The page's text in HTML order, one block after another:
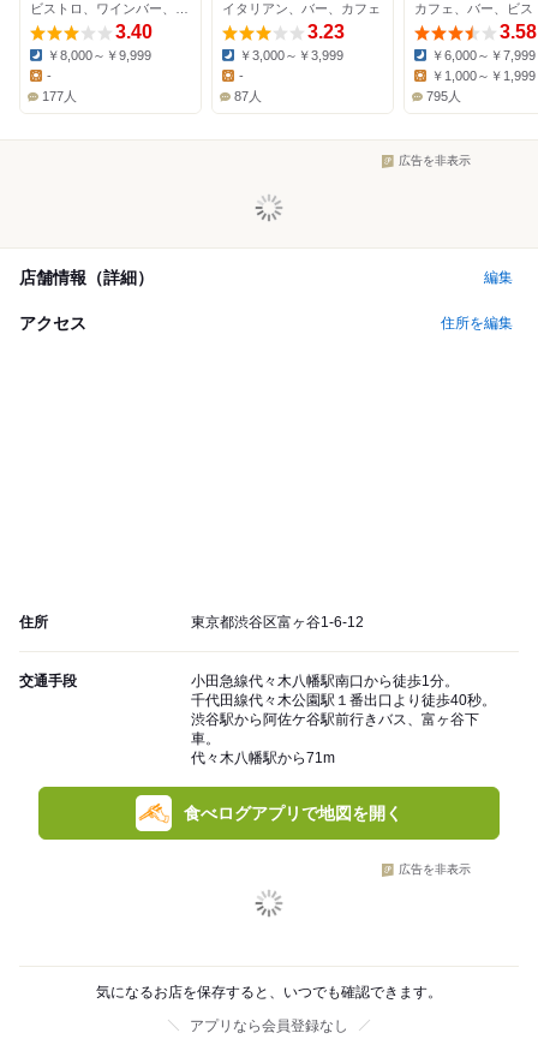
3.40
Dinner:
￥8,000～￥9,999
-
177人
イタリアン、バー、カフェ
3.23
Dinner:
￥3,000～￥3,999
Lunch:
-
87人
カフェ、バー、ビス
3.58
Dinner:
￥6,000～￥7,999
￥1,000～￥1,999
795人
広告を非表示
店舗情報（詳細） 編集
アクセス 住所を編集
住所 東京都渋谷区富ヶ谷1-6-12
交通手段
小田急線代々木八幡駅南口から徒歩1分。
千代田線代々木公園駅１番出口より徒歩40秒。
渋谷駅から阿佐ケ谷駅前行きバス、富ヶ谷下
車。
代々木八幡駅から71m
食べログアプリで地図を開く
広告を非表示
気になるお店を保存すると、いつでも確認できます。
アプリなら会員登録なし